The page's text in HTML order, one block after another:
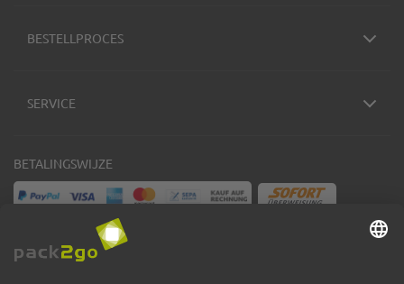
BESTELLPROCES
SERVICE
BETALINGSWIJZE